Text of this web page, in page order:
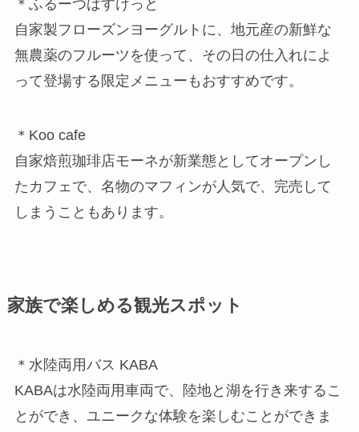
＊ふるーつばすけっと
自家製フローズンヨーグルトに、地元産の新鮮な
無農薬のフルーツを使って、その日の仕入れによ
って登場する限定メニューもおすすめです。
＊Koo cafe
自家焙煎珈琲店モーネが新業態としてオープンし
たカフェで、名物のマフィンが人気で、完売して
しまうこともあります。
家族で楽しめる観光スポット
＊水陸両用バス KABA
KABAは水陸両用車両で、陸地と湖を行き来するこ
とができ、ユニークな体験を楽しむことができま